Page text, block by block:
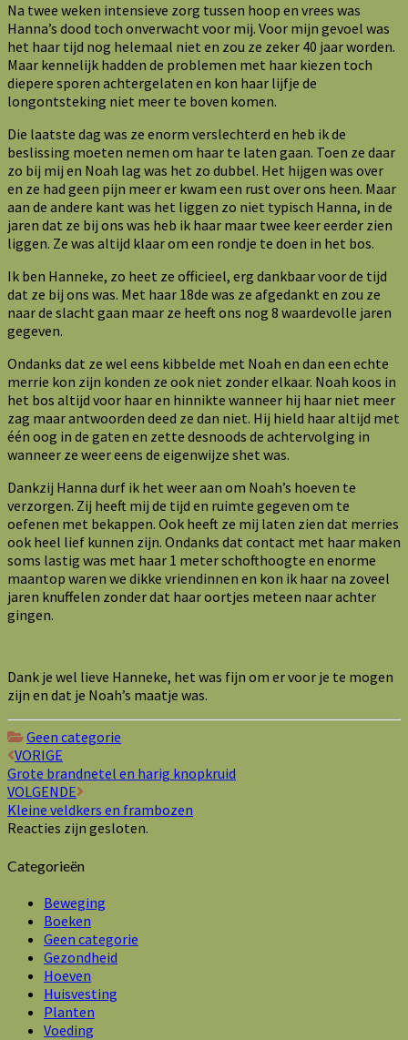
Na twee weken intensieve zorg tussen hoop en vrees was
Hanna’s dood toch onverwacht voor mij. Voor mijn gevoel was
het haar tijd nog helemaal niet en zou ze zeker 40 jaar worden.
Maar kennelijk hadden de problemen met haar kiezen toch
diepere sporen achtergelaten en kon haar lijfje de
longontsteking niet meer te boven komen.
Die laatste dag was ze enorm verslechterd en heb ik de
beslissing moeten nemen om haar te laten gaan. Toen ze daar
zo bij mij en Noah lag was het zo dubbel. Het hijgen was over
en ze had geen pijn meer er kwam een rust over ons heen. Maar
aan de andere kant was het liggen zo niet typisch Hanna, in de
jaren dat ze bij ons was heb ik haar maar twee keer eerder zien
liggen. Ze was altijd klaar om een rondje te doen in het bos.
Ik ben Hanneke, zo heet ze officieel, erg dankbaar voor de tijd
dat ze bij ons was. Met haar 18de was ze afgedankt en zou ze
naar de slacht gaan maar ze heeft ons nog 8 waardevolle jaren
gegeven.
Ondanks dat ze wel eens kibbelde met Noah en dan een echte
merrie kon zijn konden ze ook niet zonder elkaar. Noah koos in
het bos altijd voor haar en hinnikte wanneer hij haar niet meer
zag maar antwoorden deed ze dan niet. Hij hield haar altijd met
één oog in de gaten en zette desnoods de achtervolging in
wanneer ze weer eens de eigenwijze shet was.
Dankzij Hanna durf ik het weer aan om Noah’s hoeven te
verzorgen. Zij heeft mij de tijd en ruimte gegeven om te
oefenen met bekappen. Ook heeft ze mij laten zien dat merries
ook heel lief kunnen zijn. Ondanks dat contact met haar maken
soms lastig was met haar 1 meter schofthoogte en enorme
maantop waren we dikke vriendinnen en kon ik haar na zoveel
jaren knuffelen zonder dat haar oortjes meteen naar achter
gingen.
Dank je wel lieve Hanneke, het was fijn om er voor je te mogen
zijn en dat je Noah’s maatje was.
Geen categorie
Bericht
navigatie
VORIGE
Grote brandnetel en harig knopkruid
VOLGENDE
Kleine veldkers en frambozen
Reacties zijn gesloten.
Categorieën
Beweging
Boeken
Geen categorie
Gezondheid
Hoeven
Huisvesting
Planten
Voeding